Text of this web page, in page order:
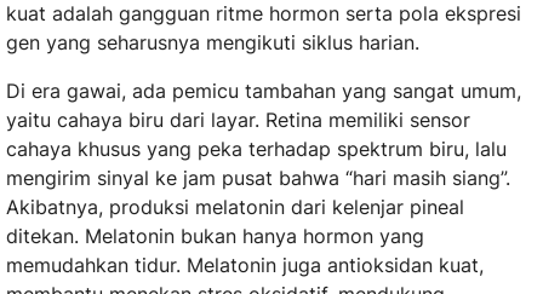
kuat adalah gangguan ritme hormon serta pola ekspresi
gen yang seharusnya mengikuti siklus harian.
Di era gawai, ada pemicu tambahan yang sangat umum,
yaitu cahaya biru dari layar. Retina memiliki sensor
cahaya khusus yang peka terhadap spektrum biru, lalu
mengirim sinyal ke jam pusat bahwa “hari masih siang”.
Akibatnya, produksi melatonin dari kelenjar pineal
ditekan. Melatonin bukan hanya hormon yang
memudahkan tidur. Melatonin juga antioksidan kuat,